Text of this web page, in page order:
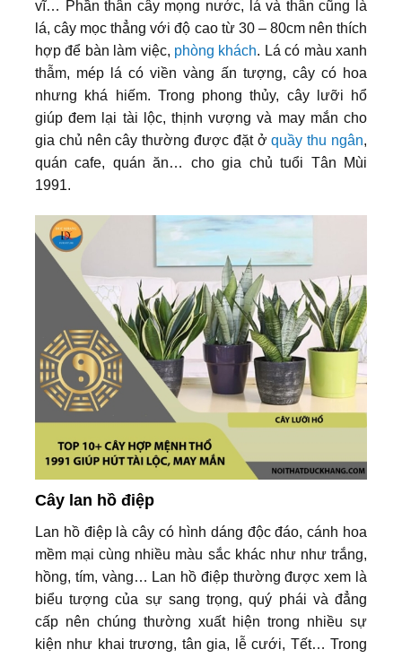
vĩ… Phần thân cây mọng nước, lá và thân cũng là
lá, cây mọc thẳng với độ cao từ 30 – 80cm nên thích
hợp để bàn làm việc, phòng khách. Lá có màu xanh
thẫm, mép lá có viền vàng ấn tượng, cây có hoa
nhưng khá hiếm. Trong phong thủy, cây lưỡi hổ
giúp đem lại tài lộc, thịnh vượng và may mắn cho
gia chủ nên cây thường được đặt ởquầy thu ngân,
quán cafe, quán ăn… cho gia chủ tuổi Tân Mùi
1991.
Cây lan hồ điệp
Lan hồ điệp là cây có hình dáng độc đáo, cánh hoa
mềm mại cùng nhiều màu sắc khác như như trắng,
hồng, tím, vàng… Lan hồ điệp thường được xem là
biểu tượng của sự sang trọng, quý phái và đẳng
cấp nên chúng thường xuất hiện trong nhiều sự
kiện như khai trương, tân gia, lễ cưới, Tết… Trong